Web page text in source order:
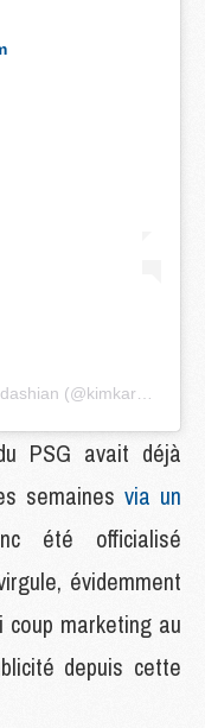
PSG avait déjà
semaines via un
été officialisé
évidemment
coup marketing au
depuis cette